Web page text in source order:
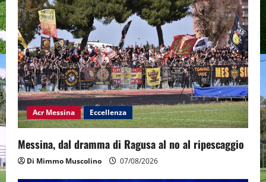
Acr Messina Eccellenza
Messina, dal dramma di Ragusa al no al ripescaggio
Di Mimmo Muscolino 07/08/2026